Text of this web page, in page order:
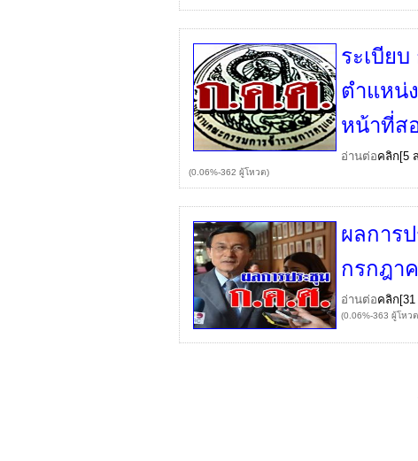
ระเบีย
ตำแหน่
หน้าที่ส
อ่านต่อคลิก[5
(0.06%-362 ผู้โหวต)
ผลการ
กรกฎา
อ่านต่อคลิก
(0.06%-363 ผู้โหว